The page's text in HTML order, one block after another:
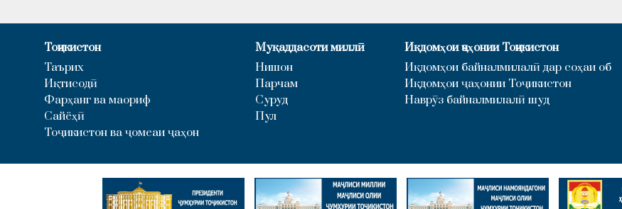
Тоҷикистон
Таърих
Иқтисодӣ
Фарҳанг ва маориф
Сайёҳӣ
Тоҷикистон ва ҷомеаи ҷаҳон
Муқаддасоти миллӣ
Нишон
Парчам
Суруд
Пул
Иқдомҳои ҷаҳонии Тоҷикистон
Иқдомҳои байналмилалӣ дар соҳаи об
Иқдомҳои ҷаҳонии Тоҷикистон
Наврӯз байналмилалӣ шуд